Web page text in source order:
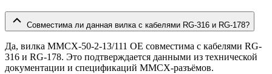
Совместима ли данная вилка с кабелями RG-316 и RG-178?
Да, вилка MMCX-50-2-13/111 OE совместима с кабелями RG-
316 и RG-178. Это подтверждается данными из технической
документации и спецификаций MMCX-разъёмов.